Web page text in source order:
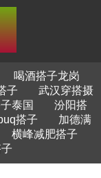
喝酒搭子龙岗
子
武汉穿搭摄
泰国
汾阳搭
搭子
加德满
横峰减肥搭子